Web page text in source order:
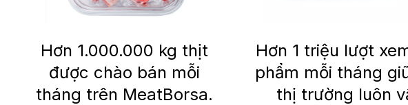
Hơn 1.000.000 kg thịt
được chào bán mỗi
tháng trên MeatBorsa.
Hơn 1 triệu lượt
phẩm mỗi tháng
thị trường luôn